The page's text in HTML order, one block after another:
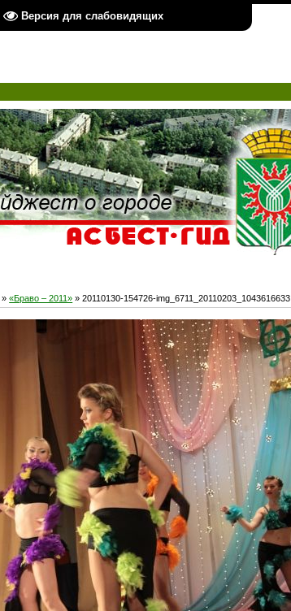
Версия для слабовидящих
»«Браво – 2011» » 20110130-154726-img_6711_20110203_1043616633